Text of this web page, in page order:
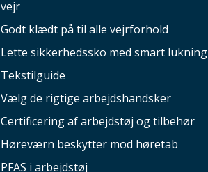
vejr
Godt klædt på til alle vejrforhold
Lette sikkerhedssko med smart lukning
Tekstilguide
Vælg de rigtige arbejdshandsker
Certificering af arbejdstøj og tilbehør
Høreværn beskytter mod høretab
PFAS i arbejdstøj